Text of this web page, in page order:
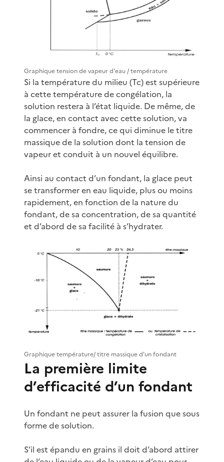
Graphique tension de vapeur d'eau / température
Si la température du milieu (Tc) est supérieure
à cette température de congélation, la
solution restera à l’état liquide. De même, de
la glace, en contact avec cette solution, va
commencer à fondre, ce qui diminue le titre
massique de la solution dont la tension de
vapeur et conduit à un nouvel équilibre.
Ainsi au contact d’un fondant, la glace peut
se transformer en eau liquide, plus ou moins
rapidement, en fonction de la nature du
fondant, de sa concentration, de sa quantité
et d’abord de sa facilité à s’hydrater.
Graphique température/ titre massique d'un fondant
La première limite
d’efficacité d’un fondant
Un fondant ne peut assurer la fusion que sous
forme de solution.
S’il est épandu en grains il doit d’abord attirer